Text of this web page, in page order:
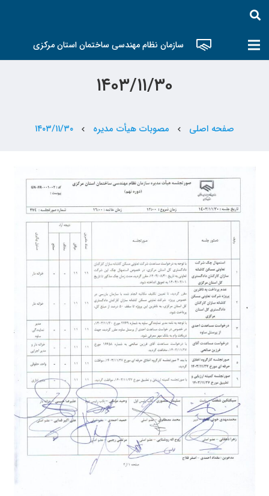
سازمان نظام مهندسی ساختمان استان مرکزی
۱۴۰۳/۱۱/۳۰
صفحه اصلی chevron_left مصوبات هیأت مدیره chevron_left ۱۴۰۳/۱۱/۳۰